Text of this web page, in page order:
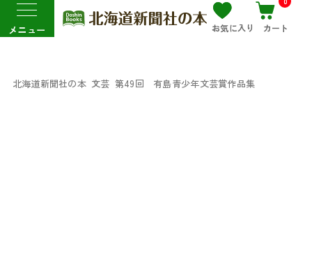
メニュー お気に入り カート
北海道新聞社の本 文芸 第49回 有島青少年文芸賞作品集